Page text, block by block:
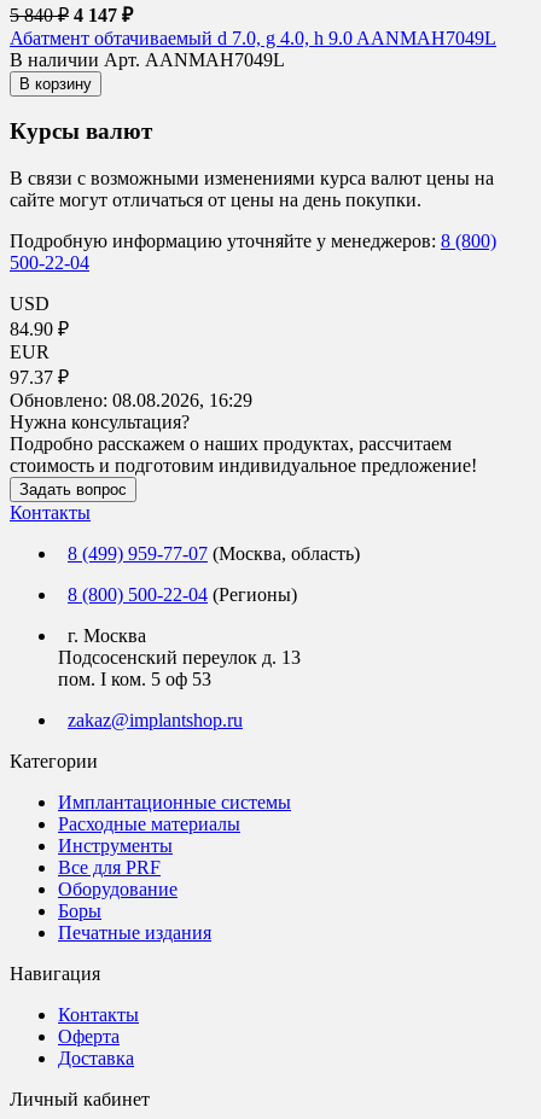
5 840 ₽ 4 147 ₽
Абатмент обтачиваемый d 7.0, g 4.0, h 9.0 AANMAH7049L
В наличии Арт. AANMAH7049L
В корзину
Курсы валют
В связи с возможными изменениями курса валют цены на
сайте могут отличаться от цены на день покупки.
Подробную информацию уточняйте у менеджеров: 8 (800)
500-22-04
USD
84.90 ₽
EUR
97.37 ₽
Обновлено: 08.08.2026, 16:29
Нужна консультация?
Подробно расскажем о наших продуктах, рассчитаем
стоимость и подготовим индивидуальное предложение!
Задать вопрос
Контакты
8 (499) 959-77-07 (Москва, область)
8 (800) 500-22-04 (Регионы)
г. Москва
Подсосенский переулок д. 13
пом. I ком. 5 оф 53
zakaz@implantshop.ru
Категории
Имплантационные системы
Расходные материалы
Инструменты
Все для PRF
Оборудование
Боры
Печатные издания
Навигация
Контакты
Оферта
Доставка
Личный кабинет